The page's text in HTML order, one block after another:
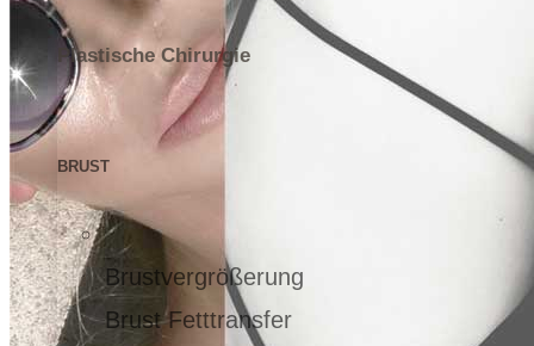
Plastische Chirurgie
BRUST
Brustvergrößerung
Brust Fetttransfer